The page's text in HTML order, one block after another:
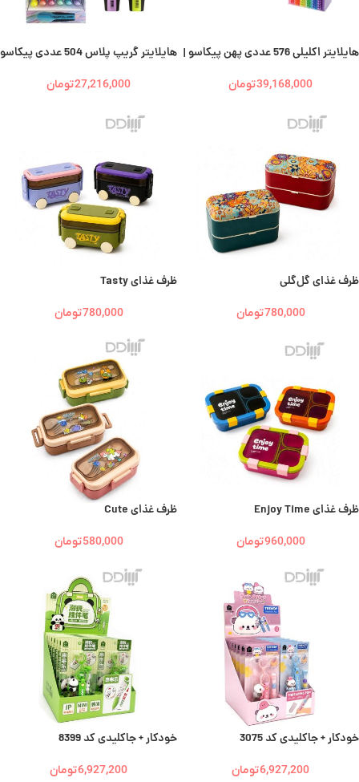
هایلایتر اکلیلی 576 عددی پهن پیکاسو |
39,168,000تومان
هایلایتر گریپ پلاس 504 عددی پیکاسو
27,216,000تومان
ظرف غذای گل‌گلی
780,000تومان
ظرف غذای Tasty
780,000تومان
ظرف غذای Enjoy Time
960,000تومان
ظرف غذای Cute
580,000تومان
خودکار + جاکلیدی کد 3075
6,927,200تومان
خودکار + جاکلیدی کد 8399
6,927,200تومان